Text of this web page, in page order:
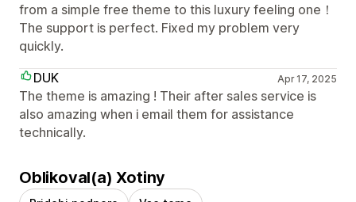
from a simple free theme to this luxury feeling one！
The support is perfect. Fixed my problem very
quickly.
DUK
Apr 17, 2025
The theme is amazing ! Their after sales service is
also amazing when i email them for assistance
technically.
Oblikoval(a) Xotiny